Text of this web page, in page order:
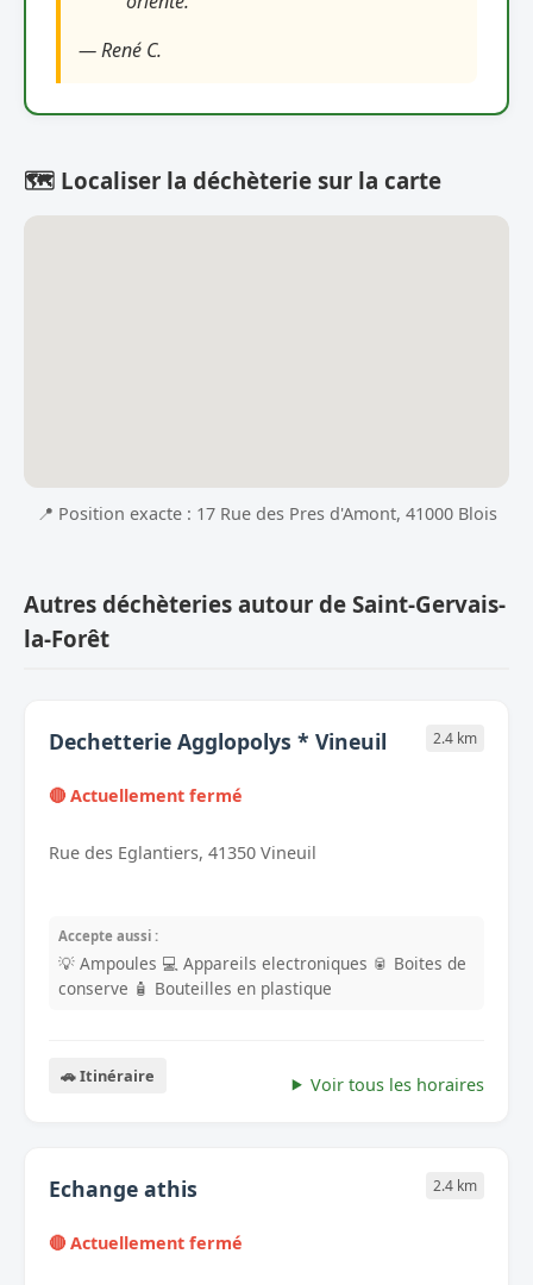
— René C.
🗺️ Localiser la déchèterie sur la carte
📍 Position exacte : 17 Rue des Pres d'Amont, 41000 Blois
Autres déchèteries autour de Saint-Gervais-
la-Forêt
Dechetterie Agglopolys * Vineuil 2.4 km
🔴 Actuellement fermé
Rue des Eglantiers, 41350 Vineuil
Accepte aussi :
💡 Ampoules 💻 Appareils electroniques 🥫 Boites de
conserve 🧴 Bouteilles en plastique
🚗 Itinéraire Voir tous les horaires
Echange athis 2.4 km
🔴 Actuellement fermé